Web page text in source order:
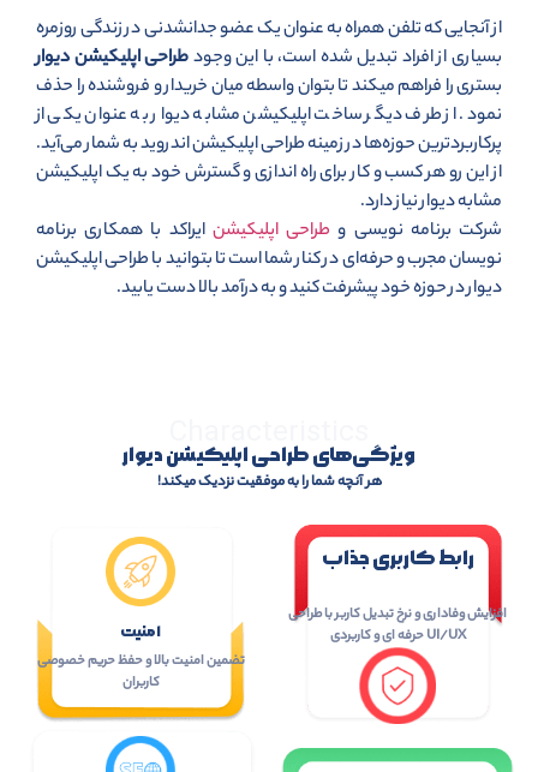
از آنجایی که تلفن همراه به عنوان یک عضو جدانشدنی در زندگی روزمره
بسیاری از افراد تبدیل شده است، با این وجودطراحی اپلیکیشن دیوار
بستری را فراهم میکند تا بتوان واسطه میان خریدار و فروشنده را حذف
نمود. از طرف دیگر ساخت اپلیکیشن مشابه دیوار به عنوان یکی از
پرکاربردترین حوزه‌ها در زمینه طراحی اپلیکیشن اندروید به شمار می‌آید.
از این رو هر کسب و کار برای راه اندازی و گسترش خود به یک اپلیکیشن
مشابه دیوار نیاز دارد.
شرکت برنامه نویسی و طراحی اپلیکیشن ایراکد با همکاری برنامه
نویسان مجرب و حرفه‌ای در کنار شما است تا بتوانید با طراحی اپلیکیشن
دیوار در حوزه خود پیشرفت کنید و به درآمد بالا دست یابید.
ویژگی‌های طراحی اپلیکیشن دیوار
هر آنچه شما را به موفقیت نزدیک میکند!
رابط کاربری جذاب
افزایش وفاداری و نرخ تبدیل کاربر با طراحی
UI/UX حرفه ای و کاربردی
امنیت
تضمین امنیت بالا و حفظ حریم خصوصی
کاربران